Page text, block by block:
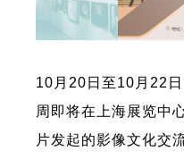
10月20日至10月22
周即将在上海展览中
片发起的影像文化交